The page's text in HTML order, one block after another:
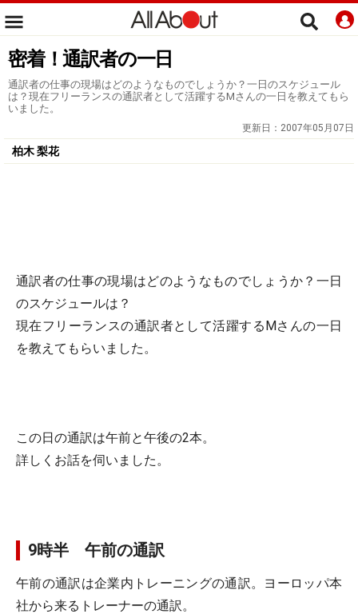
密着！通訳者の一日
通訳者の仕事の現場はどのようなものでしょうか？一日のスケジュール
は？現在フリーランスの通訳者として活躍するMさんの一日を教えてもら
いました。
更新日： 2007年05月07日
柏木 梨花
通訳者の仕事の現場はどのようなものでしょうか？一日
のスケジュールは？
現在フリーランスの通訳者として活躍するMさんの一日
を教えてもらいました。
この日の通訳は午前と午後の2本。
詳しくお話を伺いました。
9時半 午前の通訳
午前の通訳は企業内トレーニングの通訳。ヨーロッパ本
社から来るトレーナーの通訳。